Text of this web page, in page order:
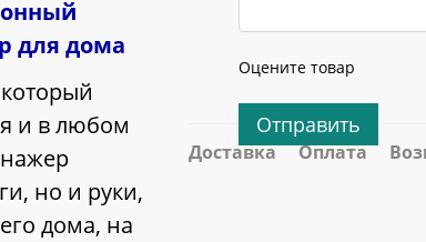
для дома
и в любом
но и руки,
дома, на
Оцените товар
Отправить
Доставка Оплата